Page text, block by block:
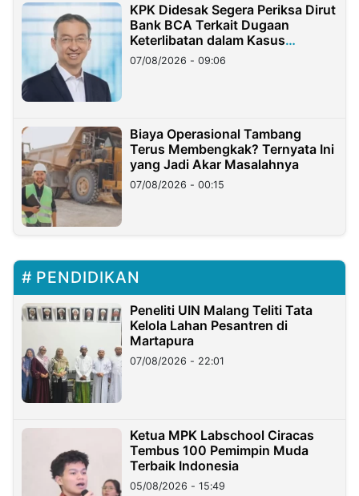
KPK Didesak Segera Periksa Dirut
Bank BCA Terkait Dugaan
Keterlibatan dalam Kasus
Hilangnya Dana Nasabah Rp2,58
Miliar
07/08/2026 - 09:06
Biaya Operasional Tambang
Terus Membengkak? Ternyata Ini
yang Jadi Akar Masalahnya
07/08/2026 - 00:15
PENDIDIKAN
Peneliti UIN Malang Teliti Tata
Kelola Lahan Pesantren di
Martapura
07/08/2026 - 22:01
Ketua MPK Labschool Ciracas
Tembus 100 Pemimpin Muda
Terbaik Indonesia
05/08/2026 - 15:49